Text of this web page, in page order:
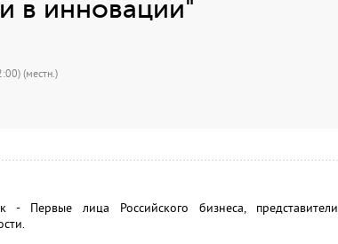
в инновации"
(местн.)
Первые лица Российского бизнеса, представители